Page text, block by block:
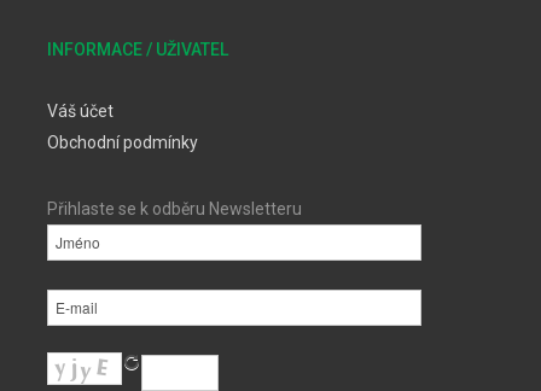
INFORMACE / UŽIVATEL
Váš účet
Obchodní podmínky
Přihlaste se k odběru Newsletteru